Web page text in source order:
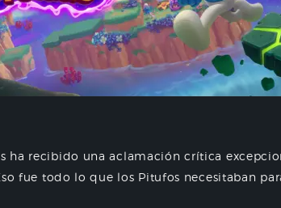
ha recibido una aclamación crítica
fue todo lo que los Pitufos necesitaban